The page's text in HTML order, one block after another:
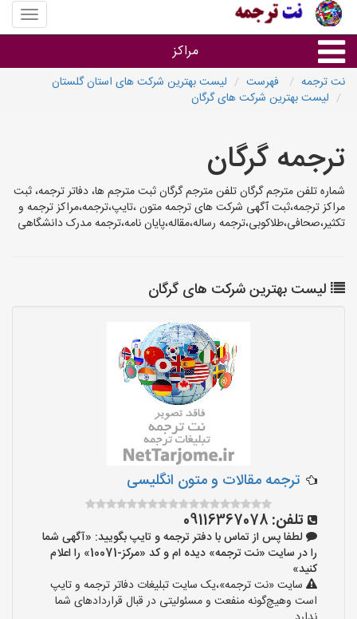
منوی
سایت
ترجمه
مراکز
خدمات ترجمه و تایپ
مرکز تایپ های شهرها
نت ترجمه فهرست
لیست بهترین شرکت های استان گلستان
لیست بهترین شرکت های گرگان
ترجمه گرگان
شماره تلفن مترجم گرگان تلفن مترجم گرگان ثبت مترجم ها، دفاتر ترجمه، ثبت
مراکز ترجمه،ثبت آگهی شرکت های ترجمه متون ،تایپ،ترجمه،مراکز ترجمه و
تکثیر،صحافی،طلاکوبی،ترجمه رساله،مقاله،پایان نامه،ترجمه مدرک دانشگاهی
لیست بهترین شرکت های گرگان
ترجمه مقالات و متون انگلیسی
تلفن: 09116367078
لطفا پس از تماس با دفتر ترجمه و تایپ بگویید: «آگهی شما
را در سایت «نت ترجمه» دیده ام و کد «مرکز-10071» را اعلام
کنید»
سایت «نت ترجمه»،یک سایت تبلیغات دفاتر ترجمه و تایپ
است وهیچ‌گونه منفعت و مسئولیتی در قبال قراردادهای شما